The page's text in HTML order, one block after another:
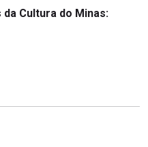
Cultura do Minas: